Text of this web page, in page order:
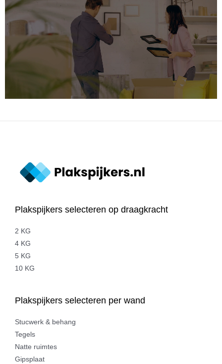
Plakspijkers selecteren op draagkracht
2 KG
4 KG
5 KG
10 KG
Plakspijkers selecteren per wand
Stucwerk & behang
Tegels
Natte ruimtes
Gipsplaat